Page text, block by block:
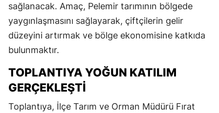
sağlanacak. Amaç, Pelemir tarımının bölgede
yaygınlaşmasını sağlayarak, çiftçilerin gelir
düzeyini artırmak ve bölge ekonomisine katkıda
bulunmaktır.
TOPLANTIYA YOĞUN KATILIM
GERÇEKLEŞTI
Toplantıya, İlçe Tarım ve Orman Müdürü Fırat